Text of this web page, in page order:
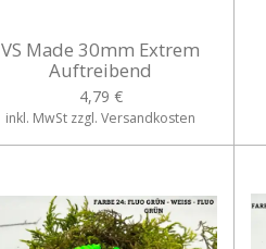
VS Made 30mm Extrem
Auftreibend
4,79 €
inkl. MwSt zzgl. Versandkosten